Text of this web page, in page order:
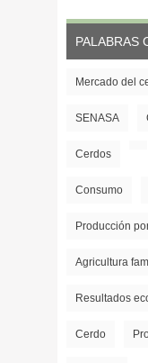
PALABRAS
Mercado del
SENASA
Cerdos
Consumo
Producción
Agricultura
Resultados
Cerdo